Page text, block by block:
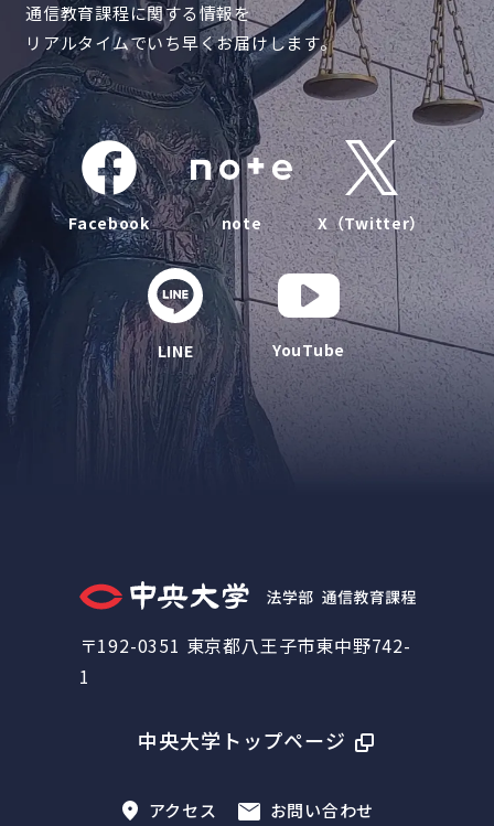
通信教育課程に関する情報を
リアルタイムでいち早くお届けします。
Facebook note X（Twitter）
LINE YouTube
〒192-0351 東京都八王子市東中野742-
1
中央大学トップページ
アクセス お問い合わせ